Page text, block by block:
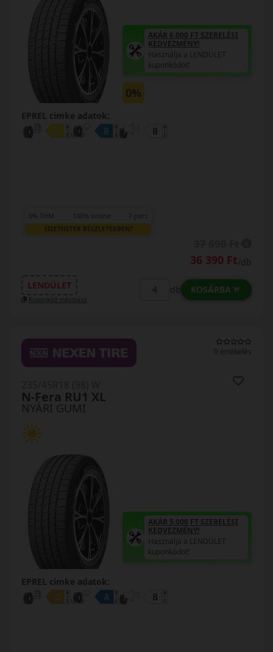
AKÁR 6.000 FT SZERELÉSI
KEDVEZMÉNY!
Használja a LENDÜLET
kuponkódot!
0%
EPREL cimke adatok:
0% THM 100% online 7 perc
FIZETHETEK RÉSZLETEKBEN?
36 390 Ft/db
LENDÜLET
Kuponkód másolása
db KOSÁRBA
0 értékelés
NYÁRI GUMI
N-Fera RU1 XL
AKÁR 5.000 FT SZERELÉSI
KEDVEZMÉNY!
Használja a LENDÜLET
kuponkódot!
EPREL cimke adatok: